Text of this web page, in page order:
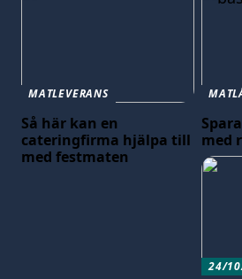
MATLEVERANS
Så här kan en
cateringfirma hjälpa till
med festmaten
med
24/